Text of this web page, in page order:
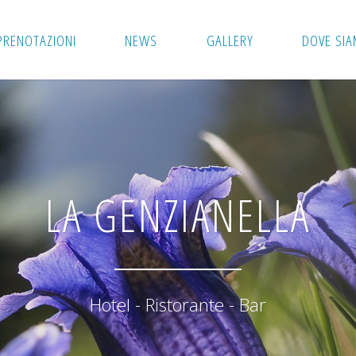
NEWS GALLERY DOVE
LA GENZIANELLA
Hotel - Ristorante - Bar